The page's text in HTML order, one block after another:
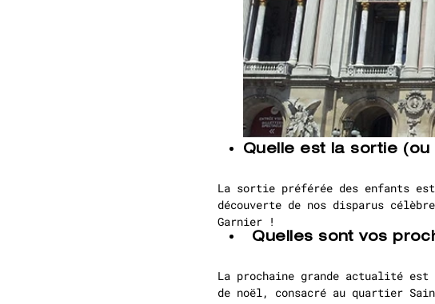
Quelle est la sortie
La sortie préférée des enfants
découverte de nos disparus
Garnier !
Quelles sont vos
La prochaine grande actualité
de noël, consacré au quartier